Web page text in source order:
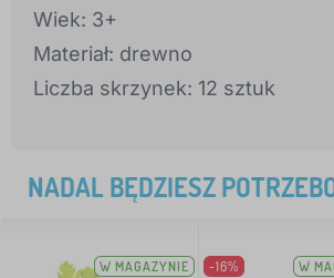
Wiek: 3+
Materiał: drewno
Liczba skrzynek: 12 sztuk
NADAL BĘDZIESZ
W MAGAZYNIE -16% W